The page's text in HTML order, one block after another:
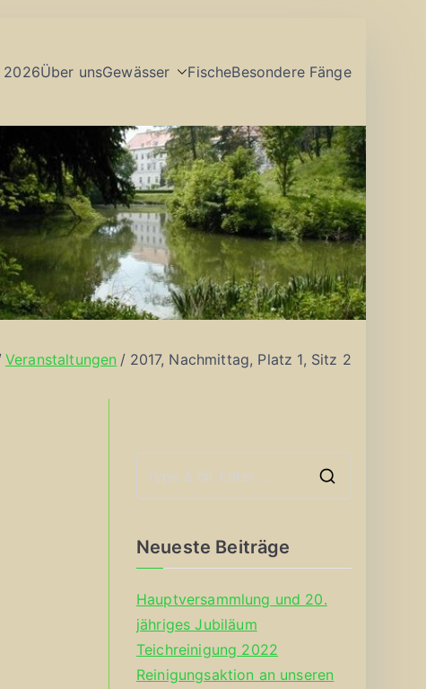
2026Über unsGewässer FischeBesondere Fänge
Veranstaltungen 2017, Nachmittag, Platz 1, Sitz 2
Neueste Beiträge
Hauptversammlung und 20.
jähriges Jubiläum
Teichreinigung 2022
Reinigungsaktion an unseren